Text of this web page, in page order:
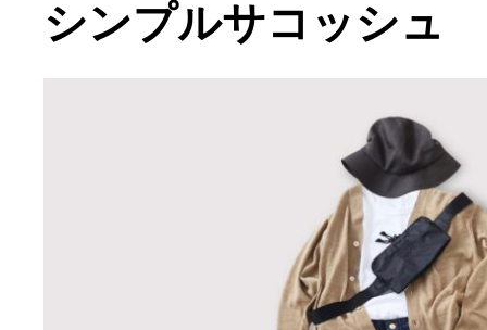
シンプルサコッシュ